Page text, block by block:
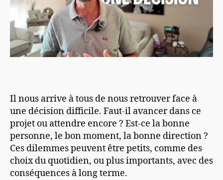
Il nous arrive à tous de nous retrouver face à
une décision difficile. Faut-il avancer dans ce
projet ou attendre encore ? Est-ce la bonne
personne, le bon moment, la bonne direction ?
Ces dilemmes peuvent être petits, comme des
choix du quotidien, ou plus importants, avec des
conséquences à long terme.